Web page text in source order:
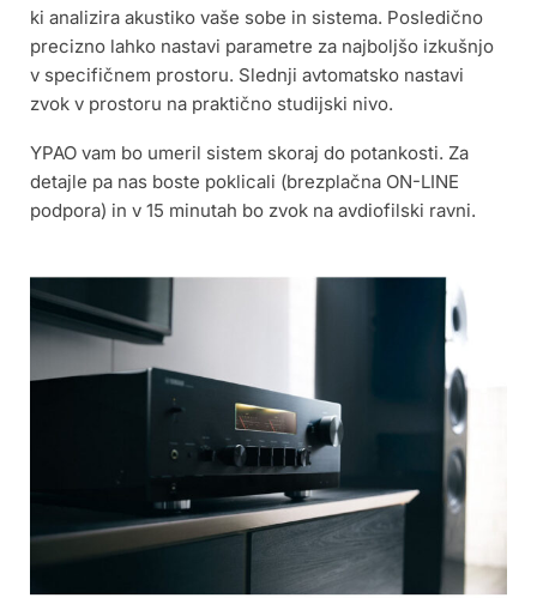
ki analizira akustiko vaše sobe in sistema. Posledično
precizno lahko nastavi parametre za najboljšo izkušnjo
v specifičnem prostoru. Slednji avtomatsko nastavi
zvok v prostoru na praktično studijski nivo.
YPAO vam bo umeril sistem skoraj do potankosti. Za
detajle pa nas boste poklicali (brezplačna ON-LINE
podpora) in v 15 minutah bo zvok na avdiofilski ravni.